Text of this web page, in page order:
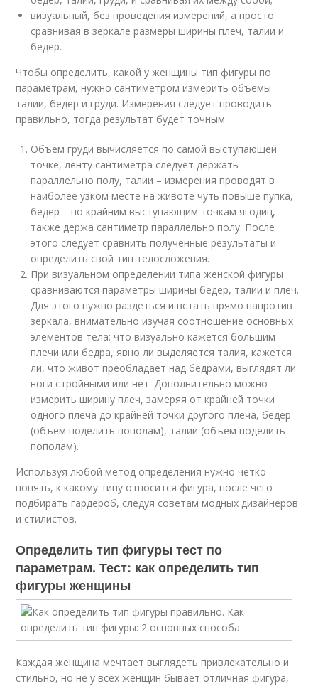
визуальный, без проведения измерений, а просто
сравнивая в зеркале размеры ширины плеч, талии и
бедер.
Чтобы определить, какой у женщины тип фигуры по
параметрам, нужно сантиметром измерить объемы
талии, бедер и груди. Измерения следует проводить
правильно, тогда результат будет точным.
Объем груди вычисляется по самой выступающей
точке, ленту сантиметра следует держать
параллельно полу, талии – измерения проводят в
наиболее узком месте на животе чуть повыше пупка,
бедер – по крайним выступающим точкам ягодиц,
также держа сантиметр параллельно полу. После
этого следует сравнить полученные результаты и
определить свой тип телосложения.
При визуальном определении типа женской фигуры
сравниваются параметры ширины бедер, талии и плеч.
Для этого нужно раздеться и встать прямо напротив
зеркала, внимательно изучая соотношение основных
элементов тела: что визуально кажется большим –
плечи или бедра, явно ли выделяется талия, кажется
ли, что живот преобладает над бедрами, выглядят ли
ноги стройными или нет. Дополнительно можно
измерить ширину плеч, замеряя от крайней точки
одного плеча до крайней точки другого плеча, бедер
(объем поделить пополам), талии (объем поделить
пополам).
Используя любой метод определения нужно четко
понять, к какому типу относится фигура, после чего
подбирать гардероб, следуя советам модных дизайнеров
и стилистов.
Определить тип фигуры тест по
параметрам. Тест: как определить тип
фигуры женщины
Каждая женщина мечтает выглядеть привлекательно и
стильно, но не у всех женщин бывает отличная фигура,